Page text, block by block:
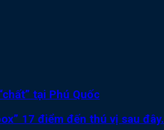
tại Phú Quốc
17 điểm đến thú vị sau đây.